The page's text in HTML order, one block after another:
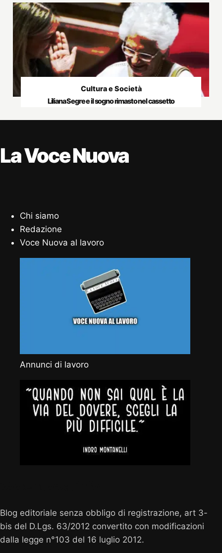
Cultura e Società
Liliana Segre e il sogno rimasto nel cassetto
La Voce Nuova
Chi siamo
Redazione
Voce Nuova al lavoro
Annunci di lavoro
Blog editoriale senza obbligo di registrazione, art 3-
bis del D.Lgs. 63/2012 convertito con modificazioni
dalla legge n°103 del 16 luglio 2012.